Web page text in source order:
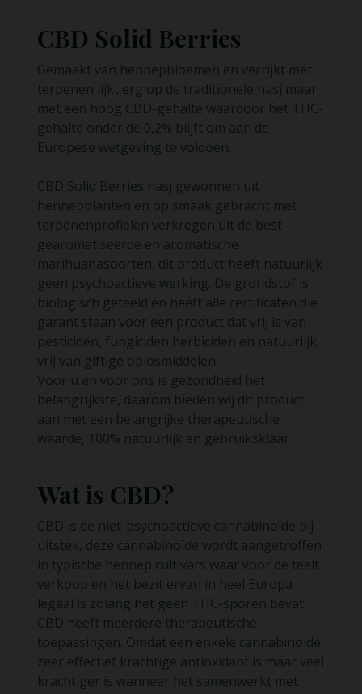
CBD Solid Berries
Gemaakt van hennepbloemen en verrijkt met
terpenen lijkt erg op de traditionele hasj maar
met een hoog CBD-gehalte waardoor het THC-
gehalte onder de 0,2% blijft om aan de
Europese wetgeving te voldoen.
CBD Solid Berries hasj gewonnen uit
hennepplanten en op smaak gebracht met
terpenenprofielen verkregen uit de best
gearomatiseerde en aromatische
marihuanasoorten, dit product heeft natuurlijk
geen psychoactieve werking. De grondstof is
biologisch geteeld en heeft alle certificaten die
garant staan ​​voor een product dat vrij is van
pesticiden, fungiciden herbiciden en natuurlijk
vrij van giftige oplosmiddelen.
Voor u en voor ons is gezondheid het
belangrijkste, daarom bieden wij dit product
aan met een belangrijke therapeutische
waarde, 100% natuurlijk en gebruiksklaar.
Wat is CBD?
CBD is de niet-psychoactieve cannabinoïde bij
uitstek, deze cannabinoïde wordt aangetroffen
in typische hennep cultivars waar voor de teelt
verkoop en het bezit ervan in heel Europa
legaal is zolang het geen THC-sporen bevat.
CBD heeft meerdere therapeutische
toepassingen. Omdat een enkele cannabinoïde
zeer effectief krachtige antioxidant is maar veel
krachtiger is wanneer het samenwerkt met